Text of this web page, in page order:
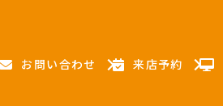
お問い合わせ 来店予約